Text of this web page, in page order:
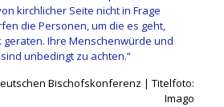
kirchlicher Seite nicht in Frage
die Personen, um die es geht,
geraten. Ihre Menschenwürde und
unbedingt zu achten.“
Bischofskonferenz | Titelfoto:
Imago